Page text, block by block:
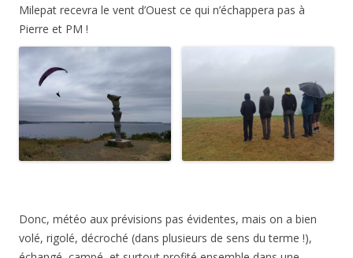
Milepat recevra le vent d’Ouest ce qui n’échappera pas à
Pierre et PM !
Donc, météo aux prévisions pas évidentes, mais on a bien
volé, rigolé, décroché (dans plusieurs de sens du terme !),